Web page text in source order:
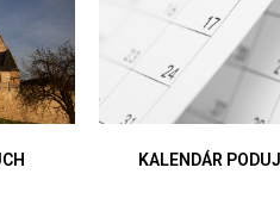
KALENDÁR